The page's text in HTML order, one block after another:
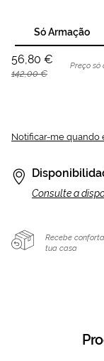
Só Armação
56,80 €
142,00 €
Preço só
Notificar-me quando
Consulte a
Recebe
tua casa